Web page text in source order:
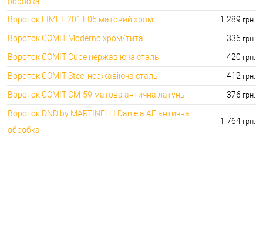
Вороток FIMET 201 F05 матовий хром
1 289 грн.
Вороток COMIT Moderno хром/титан 336 грн.
Вороток COMIT Cube нержавіюча сталь 420 грн.
Вороток COMIT Steel нержавіюча сталь 412 грн.
Вороток COMIT СМ-59 матова антична латунь 376 грн.
Вороток DND by MARTINELLI Daniela AF антична
обробка
1 764 грн.